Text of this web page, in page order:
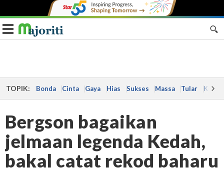
Toggle navigation
TOPIK: Bonda Cinta Gaya Hias Sukses Massa Tular Kes
Bergson bagaikan
jelmaan legenda Kedah,
bakal catat rekod baharu